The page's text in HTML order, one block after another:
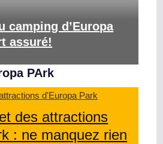
camping d’Europa
assuré!
PArk
des attractions
: ne manquez rien